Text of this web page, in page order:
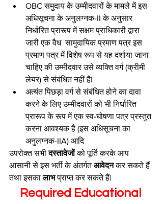
OBC समुदाय के उम्मीदवारों के मामले में इस
अधिसूचना के अनुलग्नक-II के अनुसार
निर्धारित प्रारूप में सक्षम प्राधिकारी द्वारा
जारी एक वैध  सामुदायिक प्रमाण पत्र इस
प्रमाण पत्र में विशेष रूप से यह दर्शाया जाना
चाहिए की उम्मीदवार उसे व्यक्ति वर्ग (क्रीमी
लेयर) से संबंधित नहीं है|
अत्यंत पिछड़ा वर्ग से संबंधित होने का दावा
करने के लिए उम्मीदवारों को भी निर्धारित
प्रारूप के रूप में एक स्व-घोषणा पत्र प्रस्तुत
करना आवश्यक है (इस अधिसूचना का
अनुलग्नक-IIA) आदि
उपरोक्त सभी दस्तावेजों को पूर्ति करके आप
आसानी से इस भर्ती के अंतर्गत आवेदन कर सकते हैं
तथा इसका लाभ प्राप्त कर सकते हैं|
Required Educational